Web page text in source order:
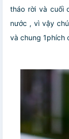
tháo rời và cuối
nước , vì vậy
và chung 1phích